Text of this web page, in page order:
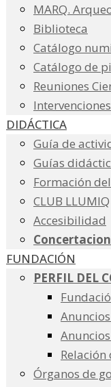
MARQ.
Biblioteca
Catálogo
Catálogo de
Reuniones
DIDÁCTICA
Guía de
Guías
Formación
CLUB LLUMIQ
Accesibilidad
FUNDACIÓN
PERFIL DEL
Órganos de